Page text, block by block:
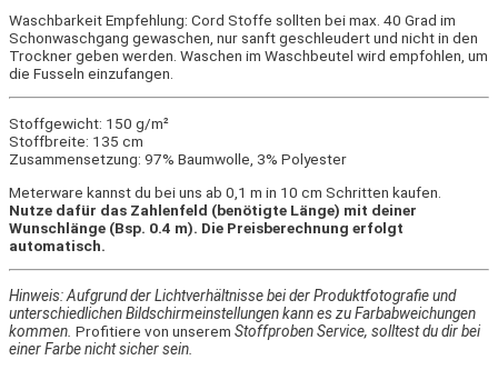
Waschbarkeit Empfehlung: Cord Stoffe sollten bei max. 40 Grad im
Schonwaschgang gewaschen, nur sanft geschleudert und nicht in den
Trockner geben werden. Waschen im Waschbeutel wird empfohlen, um
die Fusseln einzufangen.
Stoffgewicht: 150 g/m²
Stoffbreite: 135 cm
Zusammensetzung: 97% Baumwolle, 3% Polyester
Meterware kannst du bei uns ab 0,1 m in 10 cm Schritten kaufen.
Nutze dafür das Zahlenfeld (benötigte Länge) mit deiner
Wunschlänge (Bsp. 0.4 m). Die Preisberechnung erfolgt
automatisch.
Hinweis: Aufgrund der Lichtverhältnisse bei der Produktfotografie und
unterschiedlichen Bildschirmeinstellungen kann es zu Farbabweichungen
kommen. Profitiere von unserem Stoffproben Service, solltest du dir bei
einer Farbe nicht sicher sein.